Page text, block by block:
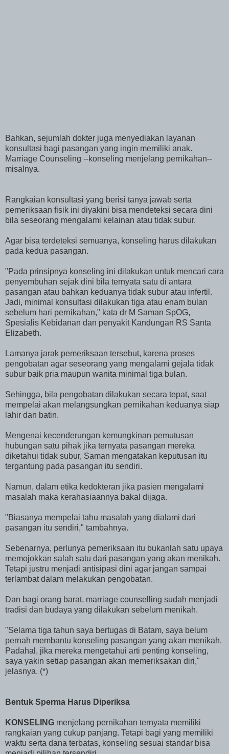
Bahkan, sejumlah dokter juga menyediakan layanan
konsultasi bagi pasangan yang ingin memiliki anak.
Marriage Counseling --konseling menjelang pernikahan--
misalnya.
Rangkaian konsultasi yang berisi tanya jawab serta
pemeriksaan fisik ini diyakini bisa mendeteksi secara dini
bila seseorang mengalami kelainan atau tidak subur.
Agar bisa terdeteksi semuanya, konseling harus dilakukan
pada kedua pasangan.
"Pada prinsipnya konseling ini dilakukan untuk mencari cara
penyembuhan sejak dini bila ternyata satu di antara
pasangan atau bahkan keduanya tidak subur atau infertil.
Jadi, minimal konsultasi dilakukan tiga atau enam bulan
sebelum hari pernikahan," kata dr M Saman SpOG,
Spesialis Kebidanan dan penyakit Kandungan RS Santa
Elizabeth.
Lamanya jarak pemeriksaan tersebut, karena proses
pengobatan agar seseorang yang mengalami gejala tidak
subur baik pria maupun wanita minimal tiga bulan.
Sehingga, bila pengobatan dilakukan secara tepat, saat
mempelai akan melangsungkan pernikahan keduanya siap
lahir dan batin.
Mengenai kecenderungan kemungkinan pemutusan
hubungan satu pihak jika ternyata pasangan mereka
diketahui tidak subur, Saman mengatakan keputusan itu
tergantung pada pasangan itu sendiri.
Namun, dalam etika kedokteran jika pasien mengalami
masalah maka kerahasiaannya bakal dijaga.
"Biasanya mempelai tahu masalah yang dialami dari
pasangan itu sendiri," tambahnya.
Sebenarnya, perlunya pemeriksaan itu bukanlah satu upaya
memojokkan salah satu dari pasangan yang akan menikah.
Tetapi justru menjadi antisipasi dini agar jangan sampai
terlambat dalam melakukan pengobatan.
Dan bagi orang barat, marriage counselling sudah menjadi
tradisi dan budaya yang dilakukan sebelum menikah.
"Selama tiga tahun saya bertugas di Batam, saya belum
pernah membantu konseling pasangan yang akan menikah.
Padahal, jika mereka mengetahui arti penting konseling,
saya yakin setiap pasangan akan memeriksakan diri,"
jelasnya. (*)
Bentuk Sperma Harus Diperiksa
KONSELING menjelang pernikahan ternyata memiliki
rangkaian yang cukup panjang. Tetapi bagi yang memiliki
waktu serta dana terbatas, konseling sesuai standar bisa